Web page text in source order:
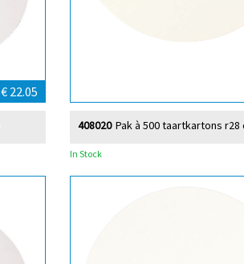
€ 22.05
Pak à 500 taartkartons r28
408020
In Stock